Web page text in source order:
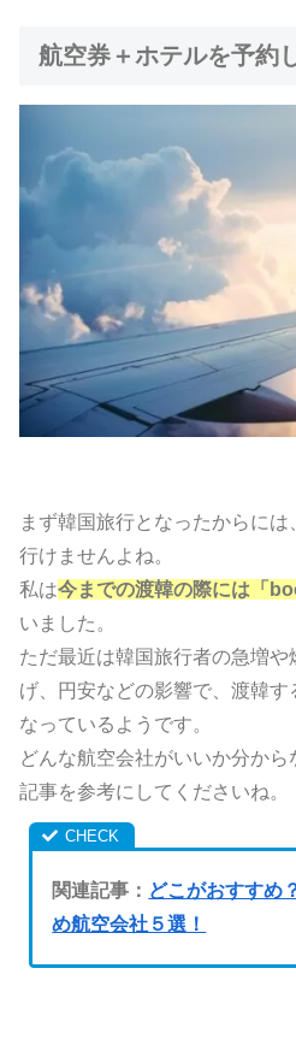
航空券＋ホテルを予約
まず韓国旅行となったからに
行けませんよね。
私は今までの渡韓の際には「
いました。
ただ最近は韓国旅行者の急増
げ、円安などの影響で、渡韓す
なっているようです。
どんな航空会社がいいか分か
記事を参考にしてくださいね。
関連記事： どこがおすすめ
め航空会社５選！